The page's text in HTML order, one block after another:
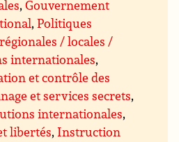
,Gouvernement
,Politiques
/ locales /
internationales,
et contrôle des
et services secrets,
internationales,
libertés, Instruction